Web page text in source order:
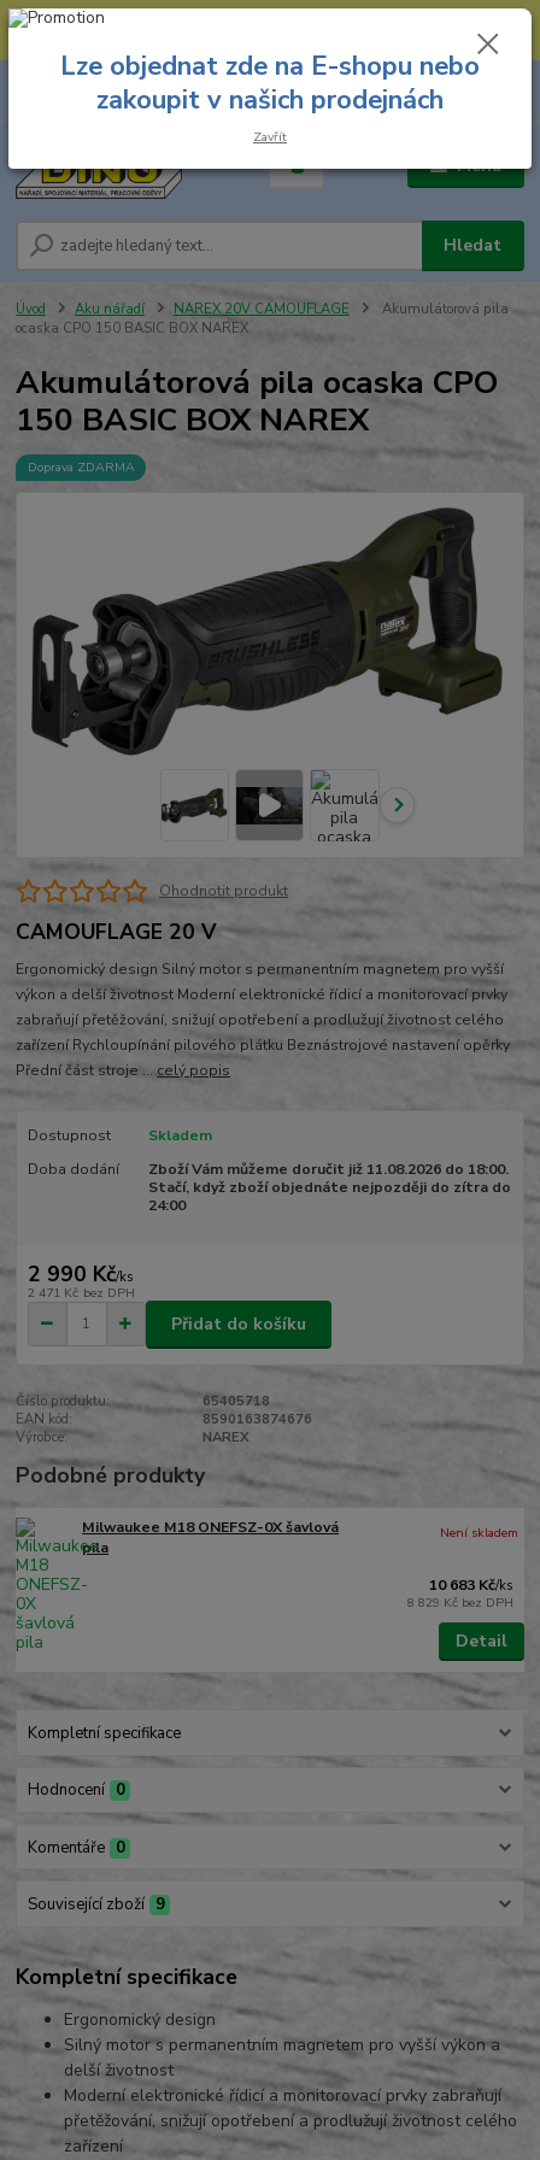
--- Spojovací materiál: 774 431 045 --- Prodejna nářadí: 731 449 423 --
Menu
Hledat
8.00 hod. - 16.00 hod.
za
Úvod Aku nářadí NAREX 20V CAMOUFLAGE
Akumulátorová pila
ocaska CPO 150 BASIC BOX NAREX
Akumulátorová pila ocaska CPO
150 BASIC BOX NAREX
Doprava ZDARMA
Ohodnotit produkt
CAMOUFLAGE 20 V
Ergonomický design Silný motor s permanentním magnetem pro vyšší
výkon a delší životnost Moderní elektronické řídicí a monitorovací prvky
zabraňují přetěžování, snižují opotřebení a prodlužují životnost celého
zařízení Rychloupínání pilového plátku Beznástrojové nastavení opěrky
Přední část stroje ... celý popis
Dostupnost
Skladem
Doba dodání
Zboží Vám můžeme doručit již 11.08.2026 do 18:00.
Stačí, když zboží objednáte nejpozději do zítra do
24:00
2 990 Kč/ks
2 471 Kč bez DPH
Přidat do košíku
Číslo produktu:
65405718
EAN kód:
8590163874676
Výrobce:
NAREX
Podobné produkty
Milwaukee M18 ONEFSZ-0X šavlová
pila
10 683 Kč/ks
8 829 Kč bez DPH
Není skladem
Detail
Kompletní specifikace
Hodnocení 0
Komentáře 0
Související zboží 9
Kompletní specifikace
Ergonomický design
Silný motor s permanentním magnetem pro vyšší výkon a
delší životnost
Moderní elektronické řídicí a monitorovací prvky zabraňují
přetěžování, snižují opotřebení a prodlužují životnost celého
zařízení
Lze objednat zde na E-shopu nebo
zakoupit v našich prodejnách
Zavřít